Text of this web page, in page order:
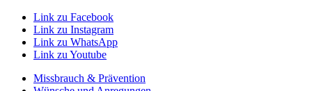
Link zu Facebook
Link zu Instagram
Link zu WhatsApp
Link zu Youtube
Missbrauch & Prävention